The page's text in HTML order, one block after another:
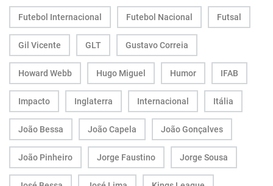
Futebol Internacional Futebol Nacional Futsal
Gil Vicente GLT Gustavo Correia
Howard Webb Hugo Miguel Humor IFAB
Impacto Inglaterra Internacional Itália
João Bessa João Capela João Gonçalves
João Pinheiro Jorge Faustino Jorge Sousa